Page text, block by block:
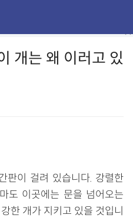
개는 왜 이러고 있
판이 걸려 있습니다. 강렬한
도 이곳에는 문을 넘어오는
한 개가 지키고 있을 것입니